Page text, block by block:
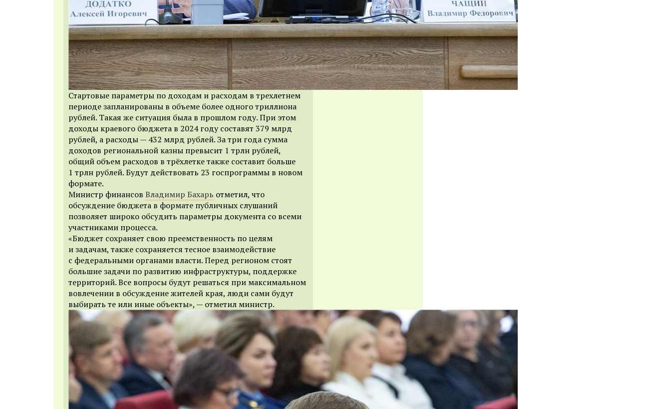
Стартовые параметры по доходам и расходам в трехлетнем
периоде запланированы в объеме более одного триллиона
рублей. Такая же ситуация была в прошлом году. При этом
доходы краевого бюджета в 2024 году составят 379 млрд
рублей, а расходы — 432 млрд рублей. За три года сумма
доходов региональной казны превысит 1 трлн рублей,
общий объем расходов в трёхлетке также составит больше
1 трлн рублей. Будут действовать 23 госпрограммы в новом
формате.
Министр финансов Владимир Бахарь отметил, что
обсуждение бюджета в формате публичных слушаний
позволяет широко обсудить параметры документа со всеми
участниками процесса.
«Бюджет сохраняет свою преемственность по целям
и задачам, также сохраняется тесное взаимодействие
с федеральными органами власти. Перед регионом стоят
большие задачи по развитию инфраструктуры, поддержке
территорий. Все вопросы будут решаться при максимальном
вовлечении в обсуждение жителей края, люди сами будут
выбирать те или иные объекты», — отметил министр.